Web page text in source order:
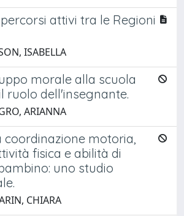
attivi tra le Regioni
ISABELLA
morale alla scuola
ruolo dell'insegnante.
ARIANNA
coordinazione motoria,
fisica e abilità di
uno studio
CHIARA